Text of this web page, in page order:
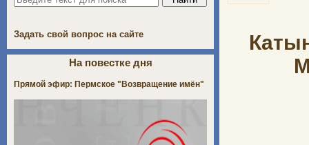
Задать свой вопрос на сайте
На повестке дня
Прямой эфир: Пермское "Возвращение имён"